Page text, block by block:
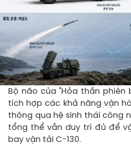
Bộ não của "Hỏa thần phiên
tích hợp các khả năng vận
thông qua hệ sinh thái công
tổng thể vẫn duy trì đủ để
bay vận tải C-130.